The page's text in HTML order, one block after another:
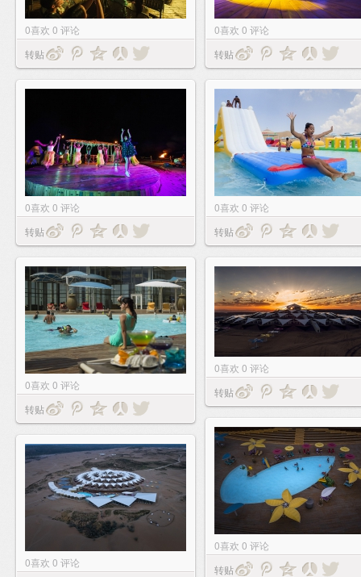
0喜欢 0 评论
转贴
0喜欢 0 评论
转贴
0喜欢 0 评论
转贴
0喜欢 0 评论
转贴
0喜欢 0 评论
转贴
0喜欢 0 评论
转贴
0喜欢 0 评论
转贴
0喜欢 0 评论